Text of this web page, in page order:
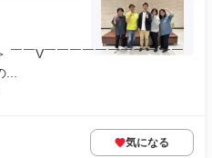
￣￣V￣￣￣￣￣￣￣￣￣￣￣
気になる